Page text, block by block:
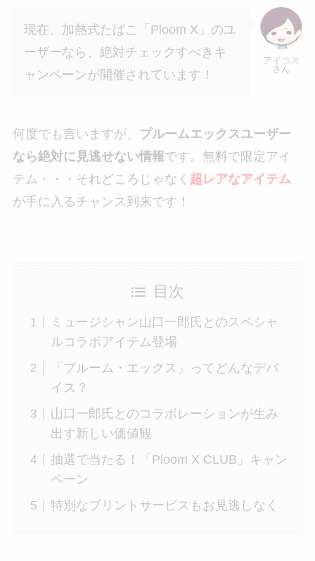
アイコス
さん
現在、加熱式たばこ「Ploom X」のユ
ーザーなら、絶対チェックすべきキ
ャンペーンが開催されています！
何度でも言いますが、 プルームエックスユーザー
なら絶対に見逃せない情報です。無料で限定アイ
テム・・・それどころじゃなく 超レアなアイテム
が手に入るチャンス到来です！
目次
ミュージシャン山口一郎氏とのスペシャ
ルコラボアイテム登場
「プルーム・エックス」ってどんなデバ
イス？
山口一郎氏とのコラボレーションが生み
出す新しい価値観
抽選で当たる！「Ploom X CLUB」キャン
ペーン
特別なプリントサービスもお見逃しなく